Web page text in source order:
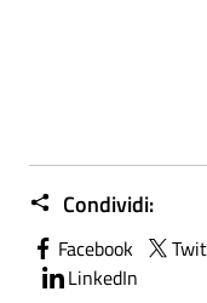
Condividi:
Facebook
LinkedIn